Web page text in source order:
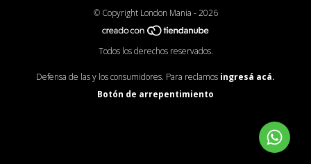
© Copyright London Mania - 2026
Todos los derechos reservados.
Defensa de las y los consumidores. Para reclamos ingresá acá.
Botón de arrepentimiento